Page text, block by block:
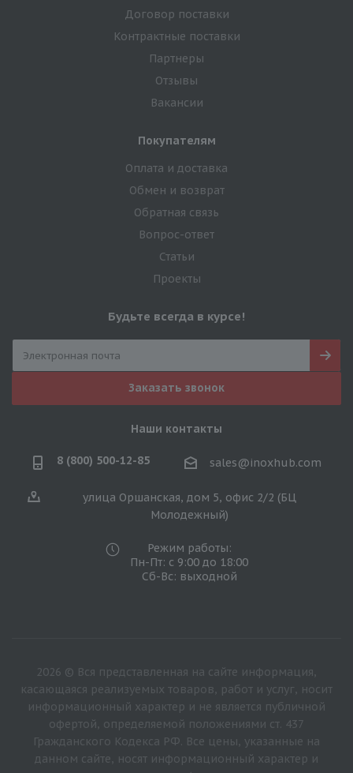
Договор поставки
Контрактные поставки
Партнеры
Отзывы
Вакансии
Покупателям
Оплата и доставка
Обмен и возврат
Обратная связь
Вопрос-ответ
Статьи
Проекты
Будьте всегда в курсе!
Заказать звонок
Наши контакты
8 (800) 500-12-85 sales@inoxhub.com
улица Оршанская, дом 5, офис 2/2 (БЦ
Молодежный)
Режим работы:
Пн-Пт: с 9:00 до 18:00
Сб-Вс: выходной
2026 © Вся представленная на сайте информация,
касающаяся реализуемых товаров, работ и услуг, носит
информационный характер и не является публичной
офертой, определяемой положениями ст. 437
Гражданского Кодекса РФ. Все цены, указанные на
данном сайте, носят информационный характер и